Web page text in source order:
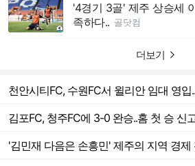
'4경기 3골' 제주 상승세
족하다.. 골닷컴
더보기
천안시티FC, 수원FC서 윌리안 임대 영
김포FC, 청주FC에 3-0 완승..홈 첫 승 신